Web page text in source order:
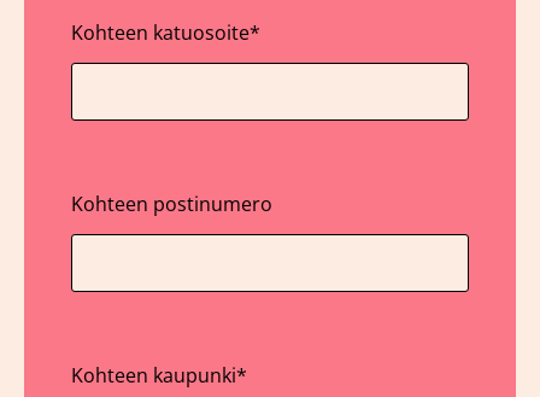
Kohteen katuosoite*
Kohteen postinumero
Kohteen kaupunki*